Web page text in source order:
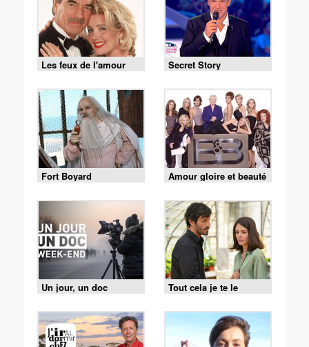
Les feux de l'amour Secret Story
Fort Boyard Amour gloire et beauté
Un jour, un doc Tout cela je te le
donnerai